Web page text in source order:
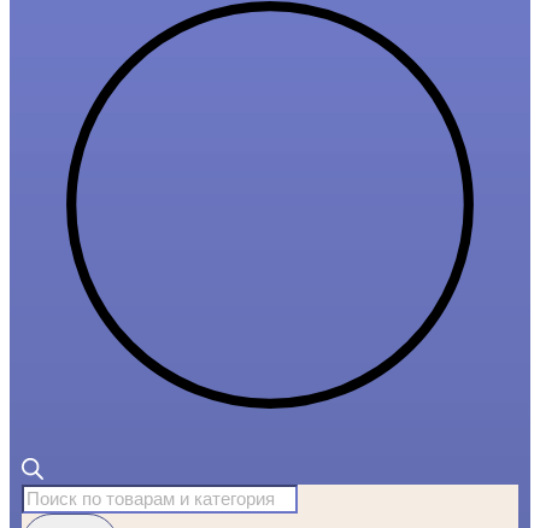
Поиск
товаров